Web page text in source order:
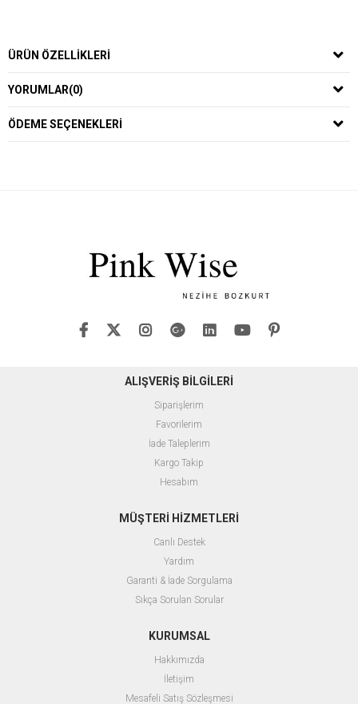
ÜRÜN ÖZELLIKLERI
YORUMLAR(0)
ÖDEME SEÇENEKLERI
ALIŞVERİŞ BİLGİLERİ
Siparişlerim
Favorilerim
İade Taleplerim
Kargo Takip
Hesabım
MÜŞTERİ HİZMETLERİ
Canlı Destek
Yardım
Garanti & İade Sorgulama
Sıkça Sorulan Sorular
KURUMSAL
Hakkımızda
İletişim
Mesafeli Satış Sözleşmesi